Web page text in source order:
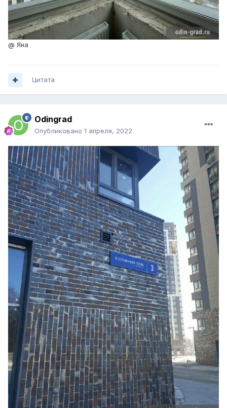
@ Яна
Цитата
Odingrad
Опубликовано 1 апреля, 2022